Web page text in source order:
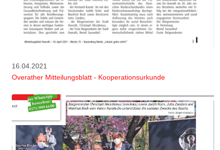
16.04.2021
Overather Mitteilungsblatt - Kooperationsurkunde